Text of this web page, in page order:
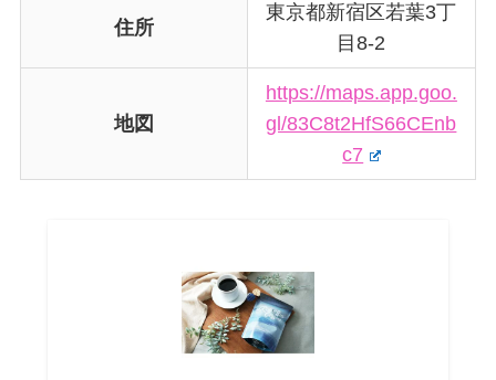
住所
東京都新宿区若葉3丁
目8-2
地図
https://maps.app.goo.
gl/83C8t2HfS66CEnb
c7